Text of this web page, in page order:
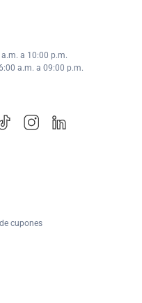
a 10:00 p.m.
a.m. a 09:00 p.m.
cupones